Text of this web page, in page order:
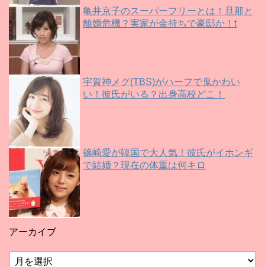
亀井京子のスーパーフリーとは！旦那と
離婚危機？実家が金持ちで豪邸か！t
宇賀神メグ(TBS)がハーフで鬼かわい
い！彼氏がいる？出身高校どこ！
篠崎愛が韓国で大人気！彼氏がイホンギ
で結婚？現在の体重は何キロ
アーカイブ
ア